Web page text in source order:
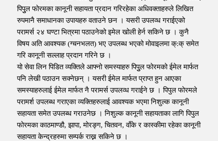
पिपुुल फोरमका कानूनी सहायता प्रदान गरिरहेका अधिवक्ताहरुले लिखित
रुपमानै समाधानका उपायहरु वताउने छन । यसरी उपलव्ध गराईएको
परामर्स २४ घण्टा भित्रमा पठाउनेको इमेल खोली हेर्न सकिने छ । कुनै
विषय अति आवश्यक (ग्चनभलत) भए उपलब्ध भएको मोवाइलमा क्:क् समेत
गरि कानूनी सल्लाह प्रदान गरिने छ ।
यो सेवा लिन पिडित व्यक्तिले आफ्नो समस्याहरु पिपुुल फोरमको ईमेल मार्फत
पनि लेखी पठाउन सक्नेछन् । यसरी ईमेल मार्फत प्राप्त हुन आएका
समस्याहरुलाई ईमेल मार्फत नै परामर्स उपलव्ध गराईने छ । पिपुल फोरमले
परामर्श उपलब्ध गराएका व्यक्तिहरुलाई आवश्यक भएमा निशुल्क कानूनी
सहायता समेत उपलब्ध गराउनेछ । निशुल्क कानूनी सहायताका लागि पिपुल
फोरमका काठमाण्डौ, झापा, मोरङ्ग, चितवन, वाँके र कास्कीमा रहेका कानूनी
सहायता केन्द्रहरुमा सम्पर्क राख्न सकिने छ ।